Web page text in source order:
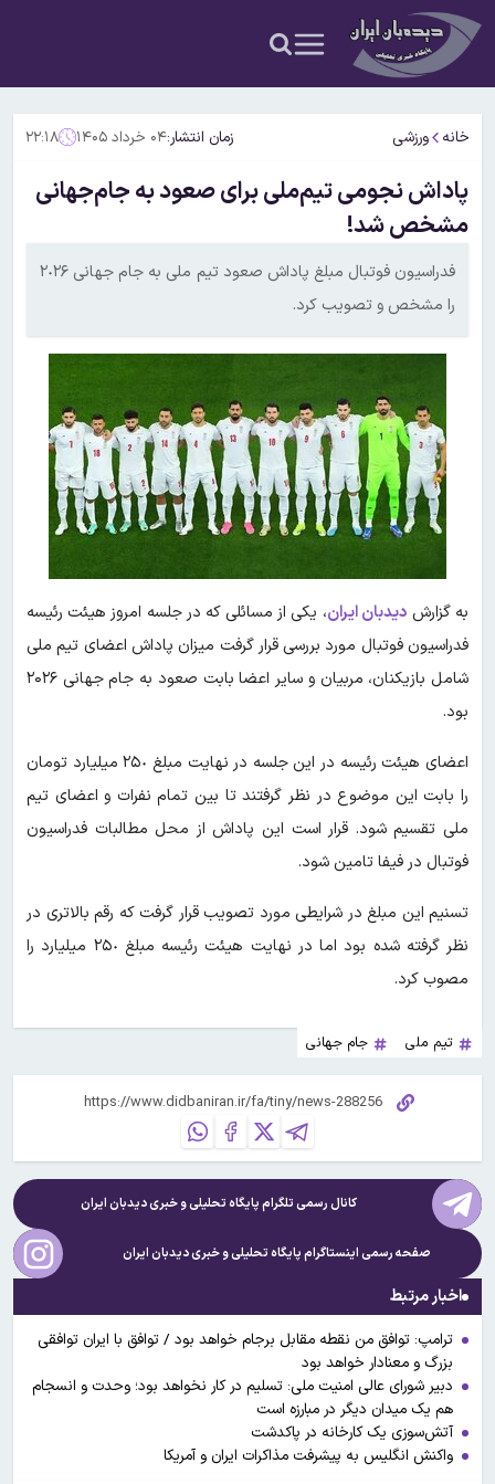
خانه ورزشی زمان انتشار:۰۴ خرداد ۱۴۰۵ ۲۲:۱۸
پاداش نجومی تیم‌ملی برای صعود به جام‌جهانی
مشخص شد!
فدراسیون فوتبال مبلغ پاداش صعود تیم ملی به جام جهانی ٢٠٢۶
را مشخص و تصویب کرد.
به گزارش دیدبان ایران، یکی از مسائلی که در جلسه امروز هیئت رئیسه
فدراسیون فوتبال مورد بررسی قرار گرفت میزان پاداش اعضای تیم ملی
شامل بازیکنان، مربیان و سایر اعضا بابت صعود به جام جهانی ۲۰۲۶
بود.
اعضای هیئت رئیسه در این جلسه در نهایت مبلغ ٢۵٠ میلیارد تومان
را بابت این موضوع در نظر گرفتند تا بین تمام نفرات و اعضای تیم
ملی تقسیم شود. قرار است این پاداش از محل مطالبات فدراسیون
فوتبال در فیفا تامین شود.
تسنیم این مبلغ در شرایطی مورد تصویب قرار گرفت که رقم بالاتری در
نظر گرفته شده بود اما در نهایت هیئت رئیسه مبلغ ٢۵٠ میلیارد را
مصوب کرد.
تیم ملی جام جهانی
کانال رسمی تلگرام پایگاه تحلیلی و خبریدیدبان ایران
صفحه رسمی اینستاگرام پایگاه تحلیلی و خبریدیدبان ایران
اخبار مرتبط
ترامپ: توافق من نقطه مقابل برجام خواهد بود / توافق با ایران توافقی
بزرگ و معنادار خواهد بود
دبیر شورای عالی امنیت ملی: تسلیم در کار نخواهد بود؛ وحدت و انسجام
هم یک میدان دیگر در مبارزه است
آتش‌سوزی یک کارخانه در پاکدشت
واکنش انگلیس به پیشرفت مذاکرات ایران و آمریکا